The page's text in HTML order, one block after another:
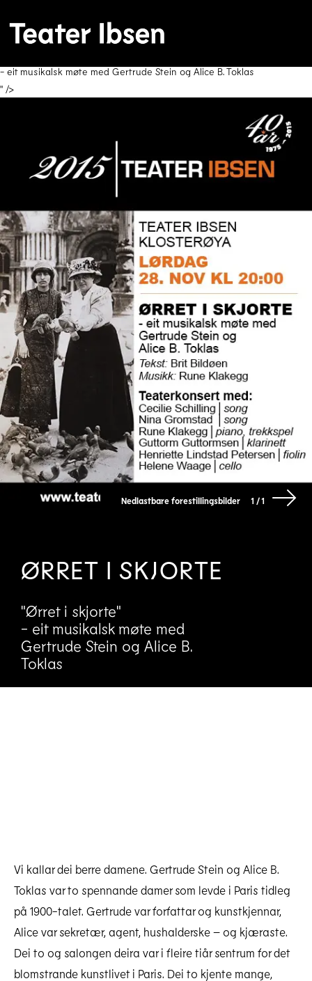
- eit musikalsk møte med Gertrude Stein og Alice B. Toklas
" />
Nedlastbare forestillingsbilder 1 / 1
ØRRET I SKJORTE
"Ørret i skjorte"
- eit musikalsk møte med
Gertrude Stein og Alice B.
Toklas
Vi kallar dei berre damene. Gertrude Stein og Alice B.
Toklas var to spennande damer som levde i Paris tidleg
på 1900-talet. Gertrude var forfattar og kunstkjennar,
Alice var sekretær, agent, hushalderske – og kjæraste.
Dei to og salongen deira var i fleire tiår sentrum for det
blomstrande kunstlivet i Paris. Dei to kjente mange,